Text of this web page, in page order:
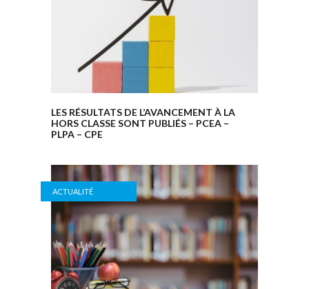
LES RÉSULTATS DE L’AVANCEMENT À LA
HORS CLASSE SONT PUBLIÉS – PCEA –
PLPA – CPE
ACTUALITÉ